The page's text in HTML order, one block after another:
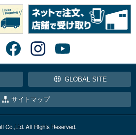
GLOBAL SITE
サイトマップ
Co.,Ltd. All Rights Reserved.